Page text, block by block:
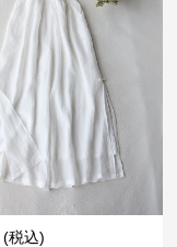
(税込)